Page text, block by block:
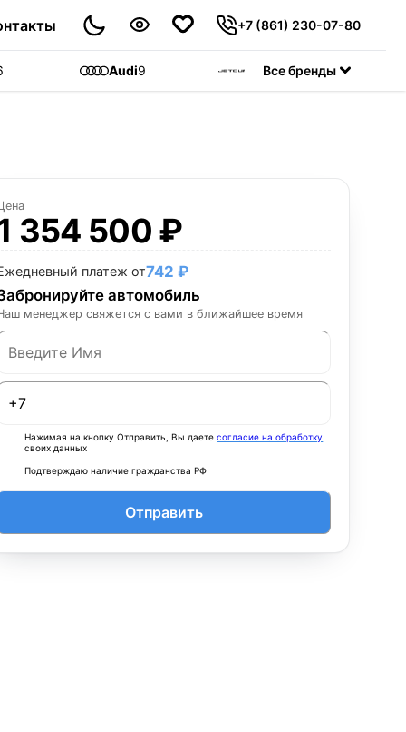
+7 (861) 230-07-80
Audi9 Jetour55
Все бренды
354 500 ₽
платеж от742 ₽
автомобиль
менеджер свяжется с вами в ближайшее время
Нажимая на кнопку Отправить, Вы даетесогласие на обработку
своих данных
Подтверждаю наличие гражданства РФ
Отправить